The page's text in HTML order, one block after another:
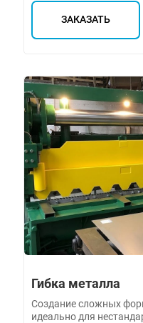
ЗАКАЗАТЬ
Гибка металла
Создание сложных
идеально для